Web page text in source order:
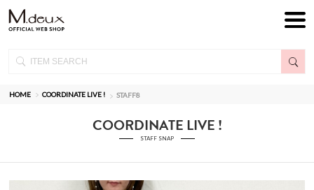
HOME COORDINATE LIVE ! STAFF8
COORDINATE LIVE !
STAFF SNAP